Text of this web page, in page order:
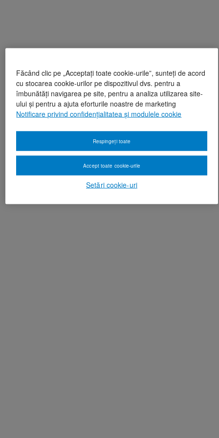
Făcând clic pe „Acceptați toate cookie-urile”, sunteți de acord
cu stocarea cookie-urilor pe dispozitivul dvs. pentru a
îmbunătăți navigarea pe site, pentru a analiza utilizarea site-
ului și pentru a ajuta eforturile noastre de marketing
Notificare privind confidențialitatea și modulele cookie
Setări cookie-uri
Respingeți toate
Accept toate cookie-urile